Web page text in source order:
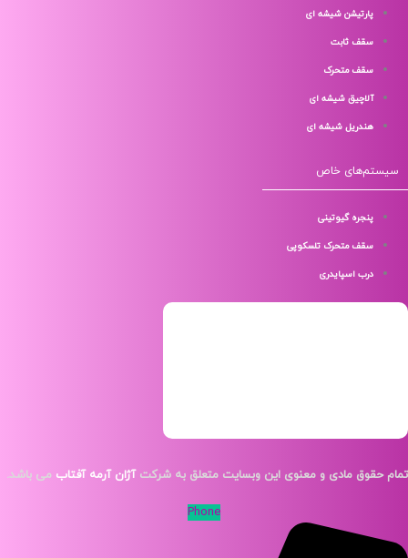
پارتیشن شیشه ای
سقف ثابت
سقف متحرک
آلاچیق شیشه ای
هندریل شیشه ای
خاص
پنجره گیوتینی
سقف متحرک تلسکوپی
درب اسپایدری
مادی و معنوی این وبسایت متعلق به شرکتآژان آرمه آفتاب می باشد.
Phone